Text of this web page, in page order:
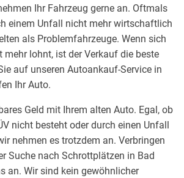
Ihr Fahrzeug gerne an. Oftmals
einem Unfall nicht mehr wirtschaftlich
als Problemfahrzeuge. Wenn sich
mehr lohnt, ist der Verkauf die beste
auf unseren Autoankauf-Service in
Ihr Auto.
Geld mit Ihrem alten Auto. Egal, ob
nicht besteht oder durch einen Unfall
nehmen es trotzdem an. Verbringen
Suche nach Schrottplätzen in Bad
an. Wir sind kein gewöhnlicher